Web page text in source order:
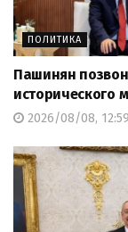
ПОЛИТИКА
Пашинян
исторического
2026/08/08, 12:59